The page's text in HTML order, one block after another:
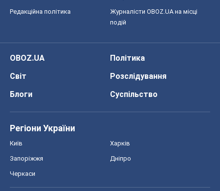
Редакційна політика
Журналісти OBOZ.UA на місці
подій
OBOZ.UA
Політика
Світ
Розслідування
Блоги
Суспільство
Регіони України
Київ Харків
Запоріжжя Дніпро
Черкаси